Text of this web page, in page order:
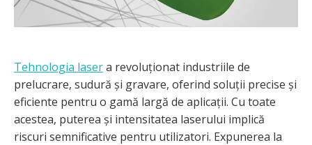
Tehnologia lasera revoluționat industriile de
prelucrare, sudură și gravare, oferind soluții precise și
eficiente pentru o gamă largă de aplicații. Cu toate
acestea, puterea și intensitatea laserului implică
riscuri semnificative pentru utilizatori. Expunerea la